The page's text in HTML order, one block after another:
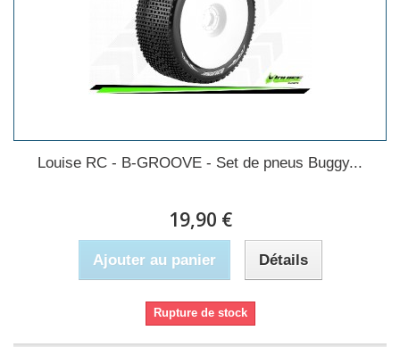
Louise RC - B-GROOVE - Set de pneus Buggy...
19,90 €
Ajouter au panier Détails
Rupture de stock